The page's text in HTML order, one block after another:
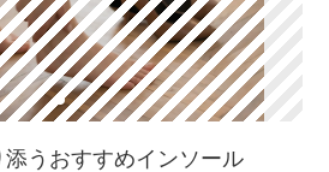
添うおすすめインソール